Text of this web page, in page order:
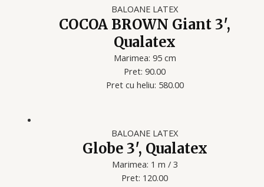
BALOANE LATEX
COCOA BROWN Giant 3′,
Qualatex
Marimea: 95 cm
Pret: 90.00
Pret cu heliu: 580.00
BALOANE LATEX
Globe 3′, Qualatex
Marimea: 1 m / 3
Pret: 120.00